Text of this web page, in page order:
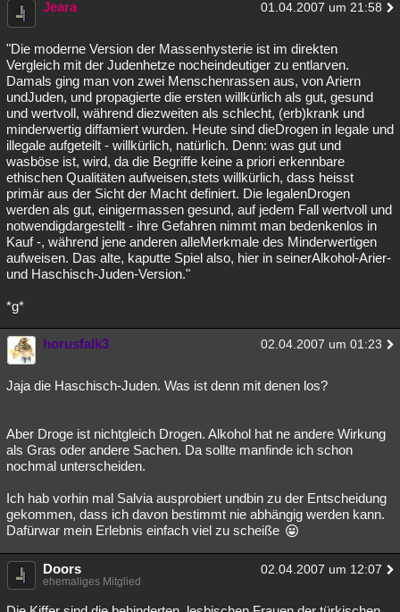
Jeara 01.04.2007 um 21:58
"Die moderne Version der Massenhysterie ist im direkten
Vergleich mit der Judenhetze nocheindeutiger zu entlarven.
Damals ging man von zwei Menschenrassen aus, von Ariern
undJuden, und propagierte die ersten willkürlich als gut, gesund
und wertvoll, während diezweiten als schlecht, (erb)krank und
minderwertig diffamiert wurden. Heute sind dieDrogen in legale und
illegale aufgeteilt - willkürlich, natürlich. Denn: was gut und
wasböse ist, wird, da die Begriffe keine a priori erkennbare
ethischen Qualitäten aufweisen,stets willkürlich, dass heisst
primär aus der Sicht der Macht definiert. Die legalenDrogen
werden als gut, einigermassen gesund, auf jedem Fall wertvoll und
notwendigdargestellt - ihre Gefahren nimmt man bedenkenlos in
Kauf -, während jene anderen alleMerkmale des Minderwertigen
aufweisen. Das alte, kaputte Spiel also, hier in seinerAlkohol-Arier-
und Haschisch-Juden-Version."
*g*
horusfalk3 02.04.2007 um 01:23
Jaja die Haschisch-Juden. Was ist denn mit denen los?
Aber Droge ist nichtgleich Drogen. Alkohol hat ne andere Wirkung
als Gras oder andere Sachen. Da sollte manfinde ich schon
nochmal unterscheiden.
Ich hab vorhin mal Salvia ausprobiert undbin zu der Entscheidung
gekommen, dass ich davon bestimmt nie abhängig werden kann.
Dafürwar mein Erlebnis einfach viel zu scheiße
Doors 02.04.2007 um 12:07
ehemaliges Mitglied